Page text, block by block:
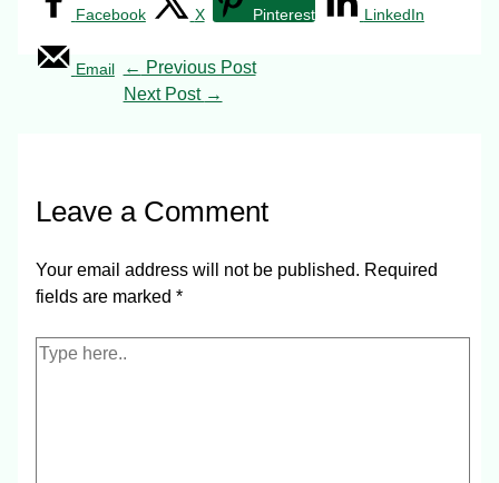
Facebook X Pinterest LinkedIn
Email ← Previous Post
Next Post →
Leave a Comment
Your email address will not be published. Required
fields are marked *